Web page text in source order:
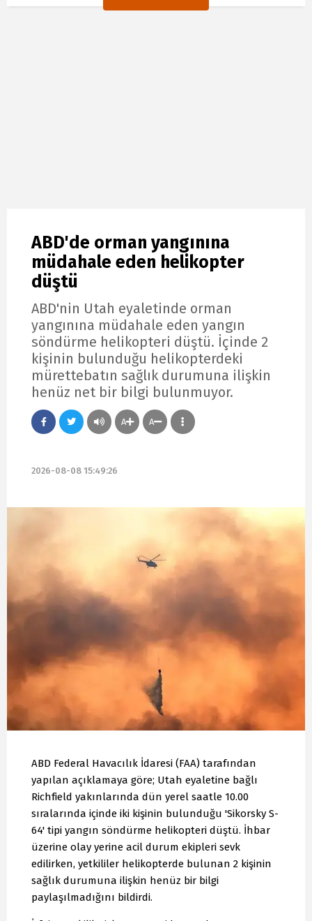
ABD'de orman yangınına
müdahale eden helikopter
düştü
ABD'nin Utah eyaletinde orman
yangınına müdahale eden yangın
söndürme helikopteri düştü. İçinde 2
kişinin bulunduğu helikopterdeki
mürettebatın sağlık durumuna ilişkin
henüz net bir bilgi bulunmuyor.
A A
2026-08-08 15:49:26
ABD Federal Havacılık İdaresi (FAA) tarafından
yapılan açıklamaya göre; Utah eyaletine bağlı
Richfield yakınlarında dün yerel saatle 10.00
sıralarında içinde iki kişinin bulunduğu 'Sikorsky S-
64' tipi yangın söndürme helikopteri düştü. İhbar
üzerine olay yerine acil durum ekipleri sevk
edilirken, yetkililer helikopterde bulunan 2 kişinin
sağlık durumuna ilişkin henüz bir bilgi
paylaşılmadığını bildirdi.